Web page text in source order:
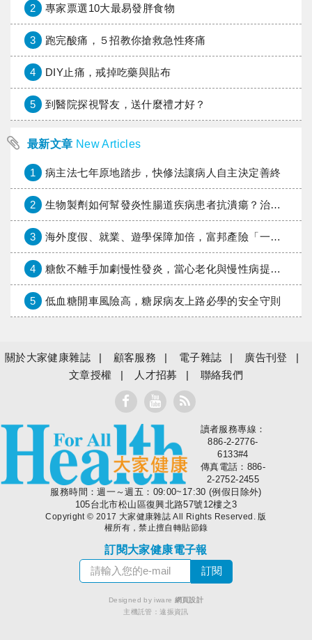
2 專家票選10大最易發胖食物
3 跑完酸痛，５招教你搶救急性疼痛
4 DIY止痛，戒掉吃藥與貼布
5 到醫院探視腎友，送什麼禮才好？
最新文章 New Articles
1 病主法七年原地踏步，快修法讓病人自主決定善終
2 生物製劑如何幫發炎性腸道疾病患者抗潰瘍？治療進展與健保給付困境一次看
3 海外度假、就業、遊學保障加倍，富邦產險「一期逐夢」專案加碼遠距醫療與緊急救援
4 糖飲不離手加劇慢性發炎，當心老化與慢性病提早報到
5 低血糖開車風險高，糖尿病友上路必學的安全守則
關於大家健康雜誌 顧客服務 電子雜誌
廣告刊登
文章授權
人才招募 聯絡我們
大家健康
讀者服務專線：
886-2-2776-
6133#4
傳真電話：886-
2-2752-2455
服務時間：週一～週五：09:00~17:30 (例假日除外)
105台北市松山區復興北路57號12樓之3
Copyright © 2017 大家健康雜誌 All Rights Reserved. 版
權所有，禁止擅自轉貼節錄
訂閱大家健康電子報
Designed by iware 網頁設計
主機託管：遠振資訊